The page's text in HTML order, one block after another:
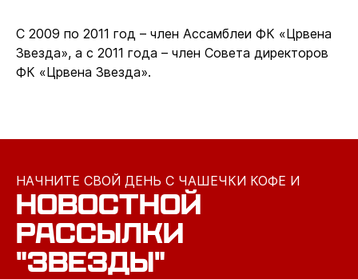
С 2009 по 2011 год – член Ассамблеи ФК «Црвена
Звезда», а с 2011 года – член Совета директоров
ФК «Црвена Звезда».
НАЧНИТЕ СВОЙ ДЕНЬ С ЧАШЕЧКИ КОФЕ И
НОВОСТНОЙ
РАССЫЛКИ
"ЗВЕЗДЫ"